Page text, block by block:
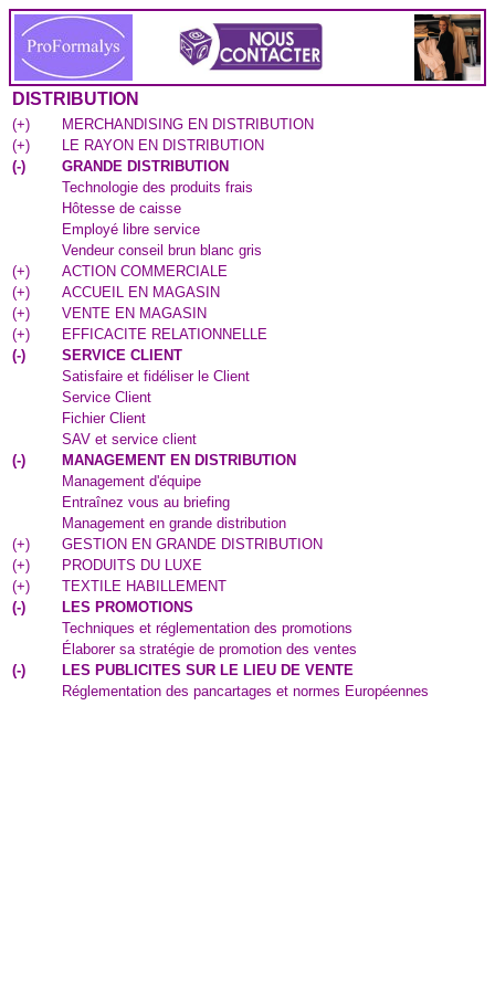
DISTRIBUTION
(+)
MERCHANDISING EN DISTRIBUTION
(+)
LE RAYON EN DISTRIBUTION
(-)
GRANDE DISTRIBUTION
Technologie des produits frais
Hôtesse de caisse
Employé libre service
Vendeur conseil brun blanc gris
(+)
ACTION COMMERCIALE
(+)
ACCUEIL EN MAGASIN
(+)
VENTE EN MAGASIN
(+)
EFFICACITE RELATIONNELLE
(-)
SERVICE CLIENT
Satisfaire et fidéliser le Client
Service Client
Fichier Client
SAV et service client
(-)
MANAGEMENT EN DISTRIBUTION
Management d'équipe
Entraînez vous au briefing
Management en grande distribution
(+)
GESTION EN GRANDE DISTRIBUTION
(+)
PRODUITS DU LUXE
(+)
TEXTILE HABILLEMENT
(-)
LES PROMOTIONS
Techniques et réglementation des promotions
Élaborer sa stratégie de promotion des ventes
(-)
LES PUBLICITES SUR LE LIEU DE VENTE
Réglementation des pancartages et normes Européennes